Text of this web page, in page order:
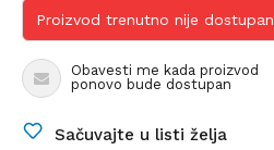
Proizvod trenutno nije dostupan
Obavesti me kada proizvod
ponovo bude dostupan
Sačuvajte u listi želja